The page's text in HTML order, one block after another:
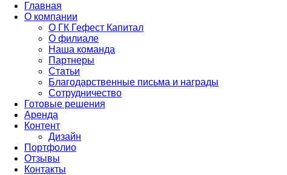
Главная
О компании
О ГК Гефест Капитал
О филиале
Наша команда
Партнеры
Статьи
Благодарственные письма и награды
Сотрудничество
Готовые решения
Аренда
Контент
Дизайн
Портфолио
Отзывы
Контакты